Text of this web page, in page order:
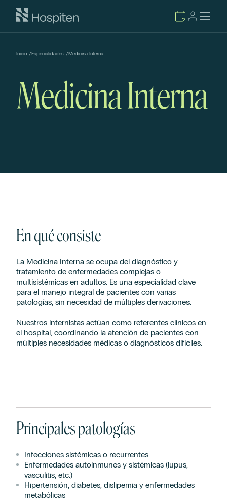
Inicio /Especialidades /Medicina Interna
Medicina Interna
En qué consiste
La Medicina Interna se ocupa del diagnóstico y
tratamiento de enfermedades complejas o
multisistémicas en adultos. Es una especialidad clave
para el manejo integral de pacientes con varias
patologías, sin necesidad de múltiples derivaciones.
Nuestros internistas actúan como referentes clínicos en
el hospital, coordinando la atención de pacientes con
múltiples necesidades médicas o diagnósticos difíciles.
Principales patologías
Infecciones sistémicas o recurrentes
Enfermedades autoinmunes y sistémicas (lupus,
vasculitis, etc.)
Hipertensión, diabetes, dislipemia y enfermedades
metabólicas